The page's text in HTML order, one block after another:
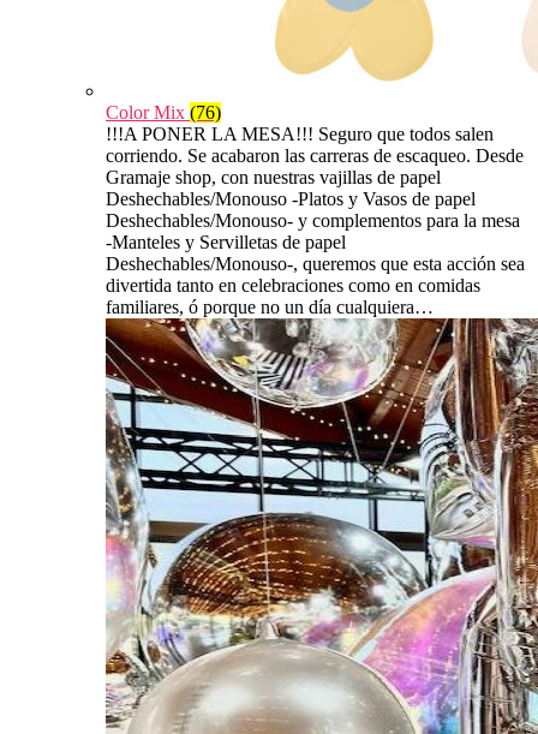
Color Mix (76)
!!!A PONER LA MESA!!! Seguro que todos salen
corriendo. Se acabaron las carreras de escaqueo. Desde
Gramaje shop, con nuestras vajillas de papel
Deshechables/Monouso -Platos y Vasos de papel
Deshechables/Monouso- y complementos para la mesa
-Manteles y Servilletas de papel
Deshechables/Monouso-, queremos que esta acción sea
divertida tanto en celebraciones como en comidas
familiares, ó porque no un día cualquiera…